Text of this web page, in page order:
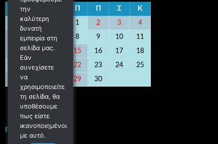
Σ Κ
1 2 3 4
6 7 8 9 10 11
13 14 15 16 17 18
20 21 22 23 24 25
29 30
FOLLOW US
την
καλύτερη
δυνατή
εμπειρία στη
σελίδα μας.
Εάν
συνεχίσετε
να
χρησιμοποιείτε
τη σελίδα, θα
υποθέσουμε
πως είστε
ικανοποιημένοι
με αυτό.